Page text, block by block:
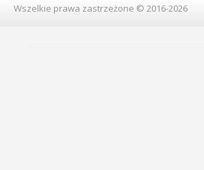
Wszelkie prawa zastrzeżone © 2016-2026